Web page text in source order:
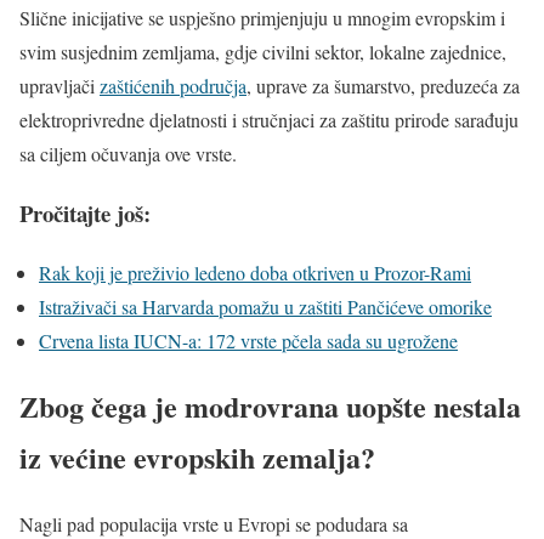
Slične inicijative se uspješno primjenjuju u mnogim evropskim i
svim susjednim zemljama, gdje civilni sektor, lokalne zajednice,
upravljači zaštićenih područja, uprave za šumarstvo, preduzeća za
elektroprivredne djelatnosti i stručnjaci za zaštitu prirode sarađuju
sa ciljem očuvanja ove vrste.
Pročitajte još:
Rak koji je preživio ledeno doba otkriven u Prozor-Rami
Istraživači sa Harvarda pomažu u zaštiti Pančićeve omorike
Crvena lista IUCN-a: 172 vrste pčela sada su ugrožene
Zbog čega je modrovrana uopšte nestala
iz većine evropskih zemalja?
Nagli pad populacija vrste u Evropi se podudara sa